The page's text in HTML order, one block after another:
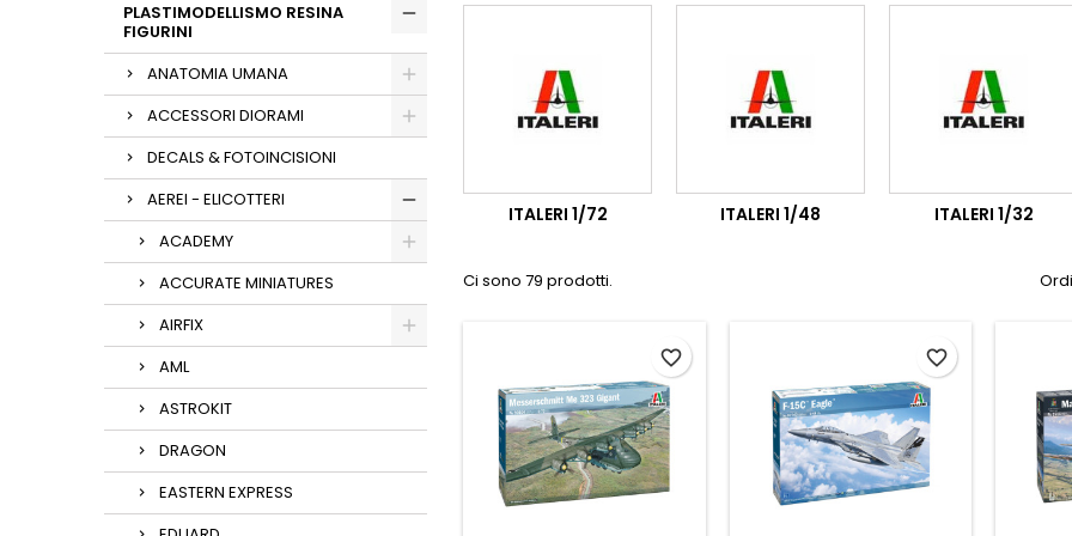
PLASTIMODELLISMO RESINA
FIGURINI
ANATOMIA UMANA
ACCESSORI DIORAMI
DECALS & FOTOINCISIONI
AEREI - ELICOTTERI
ACADEMY
ACCURATE MINIATURES
AIRFIX
AML
ASTROKIT
DRAGON
EASTERN EXPRESS
ITALERI 1/72 ITALERI 1/48 ITALERI 1/32
Ci sono 79 prodotti.
favorite_border favorite_border